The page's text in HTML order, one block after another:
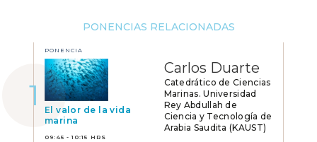
PONENCIAS RELACIONADAS
PONENCIA
El valor de la vida
marina
09:45 - 10:15 HRS
Carlos Duarte
Catedrático de Ciencias
Marinas. Universidad
Rey Abdullah de
Ciencia y Tecnología de
Arabia Saudita (KAUST)